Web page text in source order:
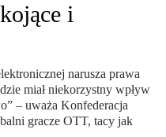
i
narusza prawa
miał niekorzystny wpływ
– uważa Konfederacja
gracze OTT, tacy jak